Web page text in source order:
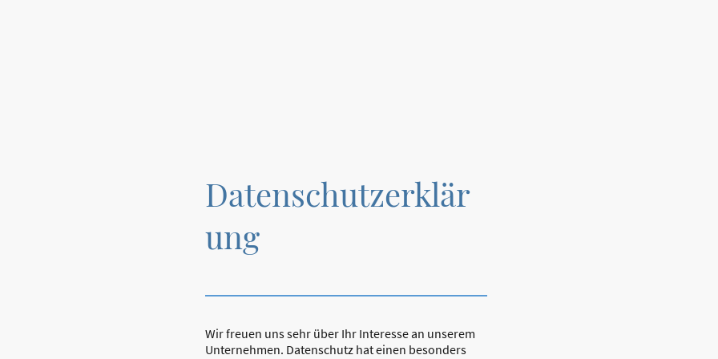
Datenschutzerklär
ung
Wir freuen uns sehr über Ihr Interesse an unserem
Unternehmen. Datenschutz hat einen besonders